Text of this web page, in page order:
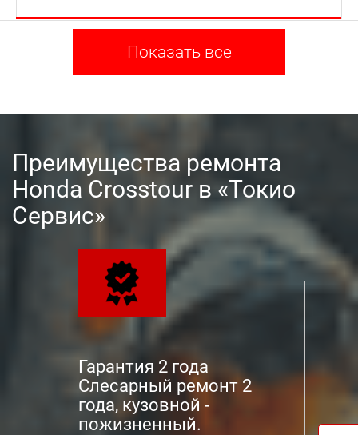
Показать все
Преимущества ремонта
Honda Crosstour в «Токио
Сервис»
Гарантия 2 года
Слесарный ремонт 2
года, кузовной -
пожизненный.